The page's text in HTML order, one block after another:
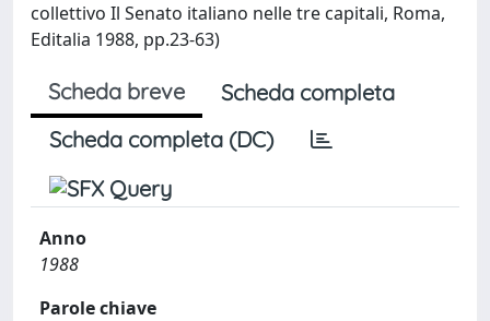
collettivo Il Senato italiano nelle tre capitali, Roma,
Editalia 1988, pp.23-63)
Scheda breve
Scheda completa
Scheda completa (DC)
Anno
1988
Parole chiave